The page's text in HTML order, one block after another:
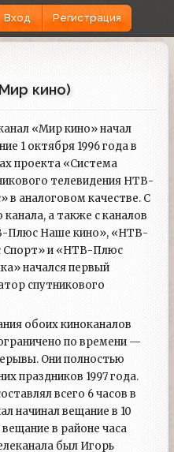
Вход Регистрация
кино)
«Мир кино» начал
1 октября 1996 года в
проекта «Система
телевидения НТВ-
в аналоговом качестве. С
канала, а также с каналов
Плюс Наше кино», «НТВ-
Спорт» и «НТВ-Плюс
начался первый
спутникового
обоих киноканалов
по времени —
Они полностью
праздников 1997 года.
всего 6 часов в
начинал вещание в 10
в районе часа
был Игорь